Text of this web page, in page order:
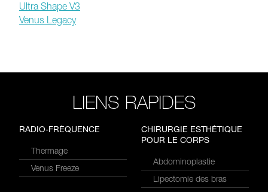
Ultra Shape V3
Venus Legacy
LIENS RAPIDES
RADIO-FRÉQUENCE
Thermage
Venus Freeze
CHIRURGIE ESTHÉTIQUE
POUR LE CORPS
Abdominoplastie
Lipectomie des bras